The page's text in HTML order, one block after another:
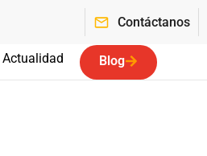
Contáctanos
Actualidad Blog